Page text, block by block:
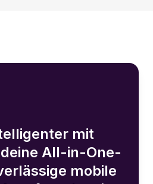
mit
deine All-in-One-
mobile